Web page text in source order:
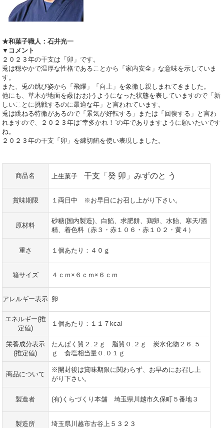
★和菓子職人：石井光一
▼コメント
２０２３年の干支は「卯」です。
兎は穏やかで温厚な性格であることから「家内安全」な意味を示していま
す。
また、兎の跳び姿から「飛躍」「向上」を象徴し親しまれてきました。
他にも、草木が地面を蔽(おお)うようになった状態を表していますので「新
しいことに挑戦するのに最適な年」と言われています。
兎は跳ねる特徴があるので「景気が好転する」または「回復する」と言わ
れますので、２０２３年は”幸多かれ！”の年でありますように願いたいです
ね。
２０２３年の干支「卯」を練切餡を使い表現しました。
商品名 上生菓子干支「癸 卯」みずのと う
賞味期限 １両日中 ※お早目にお召し上がり下さい。
原材料
砂糖(国内製造)、白餡、求肥餅、鶏卵、水飴、寒天/酒
精、着色料（赤３・赤１０６・赤１０２・黄４）
重さ １個あたり：４０ｇ
箱サイズ ４ｃｍ×６ｃｍ×６ｃｍ
アレルギー表示 卵
エネルギー(推
定値)
１個あたり：１１７kcal
栄養成分表示
(推定値)
たんぱく質２.２ｇ 脂質０.２ｇ 炭水化物２６.５
ｇ 食塩相当量０.０１ｇ
商品について
※開封後は賞味期限に関わらず、お早めにお召し上
がり下さい。
製造者 (有)くらづくり本舗 埼玉県川越市久保町５番地３
製造所 埼玉県川越市古谷上５３２３